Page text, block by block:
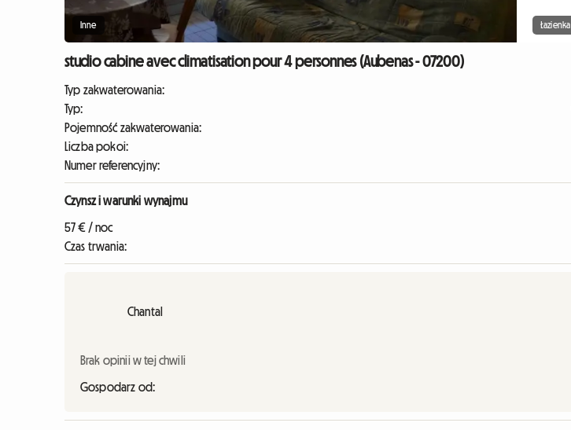
Inne Łazienka
studio cabine avec climatisation pour 4 personnes (Aubenas - 07200)
Typ zakwaterowania:
Typ:
Pojemność zakwaterowania:
Liczba pokoi:
Numer referencyjny:
Czynsz i warunki wynajmu
57 € / noc
Czas trwania:
Chantal
Brak opinii w tej chwili
Gospodarz od: